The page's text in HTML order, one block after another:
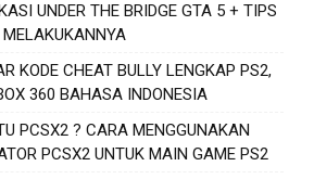
UNDER THE BRIDGE GTA 5 + TIPS
KODE CHEAT BULLY LENGKAP PS2,
360 BAHASA INDONESIA
PCSX2 ? CARA MENGGUNAKAN
PCSX2 UNTUK MAIN GAME PS2